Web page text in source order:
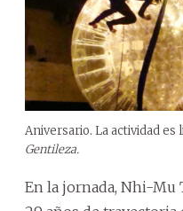
Aniversario. La actividad es
Gentileza.
En la jornada, Nhi-Mu